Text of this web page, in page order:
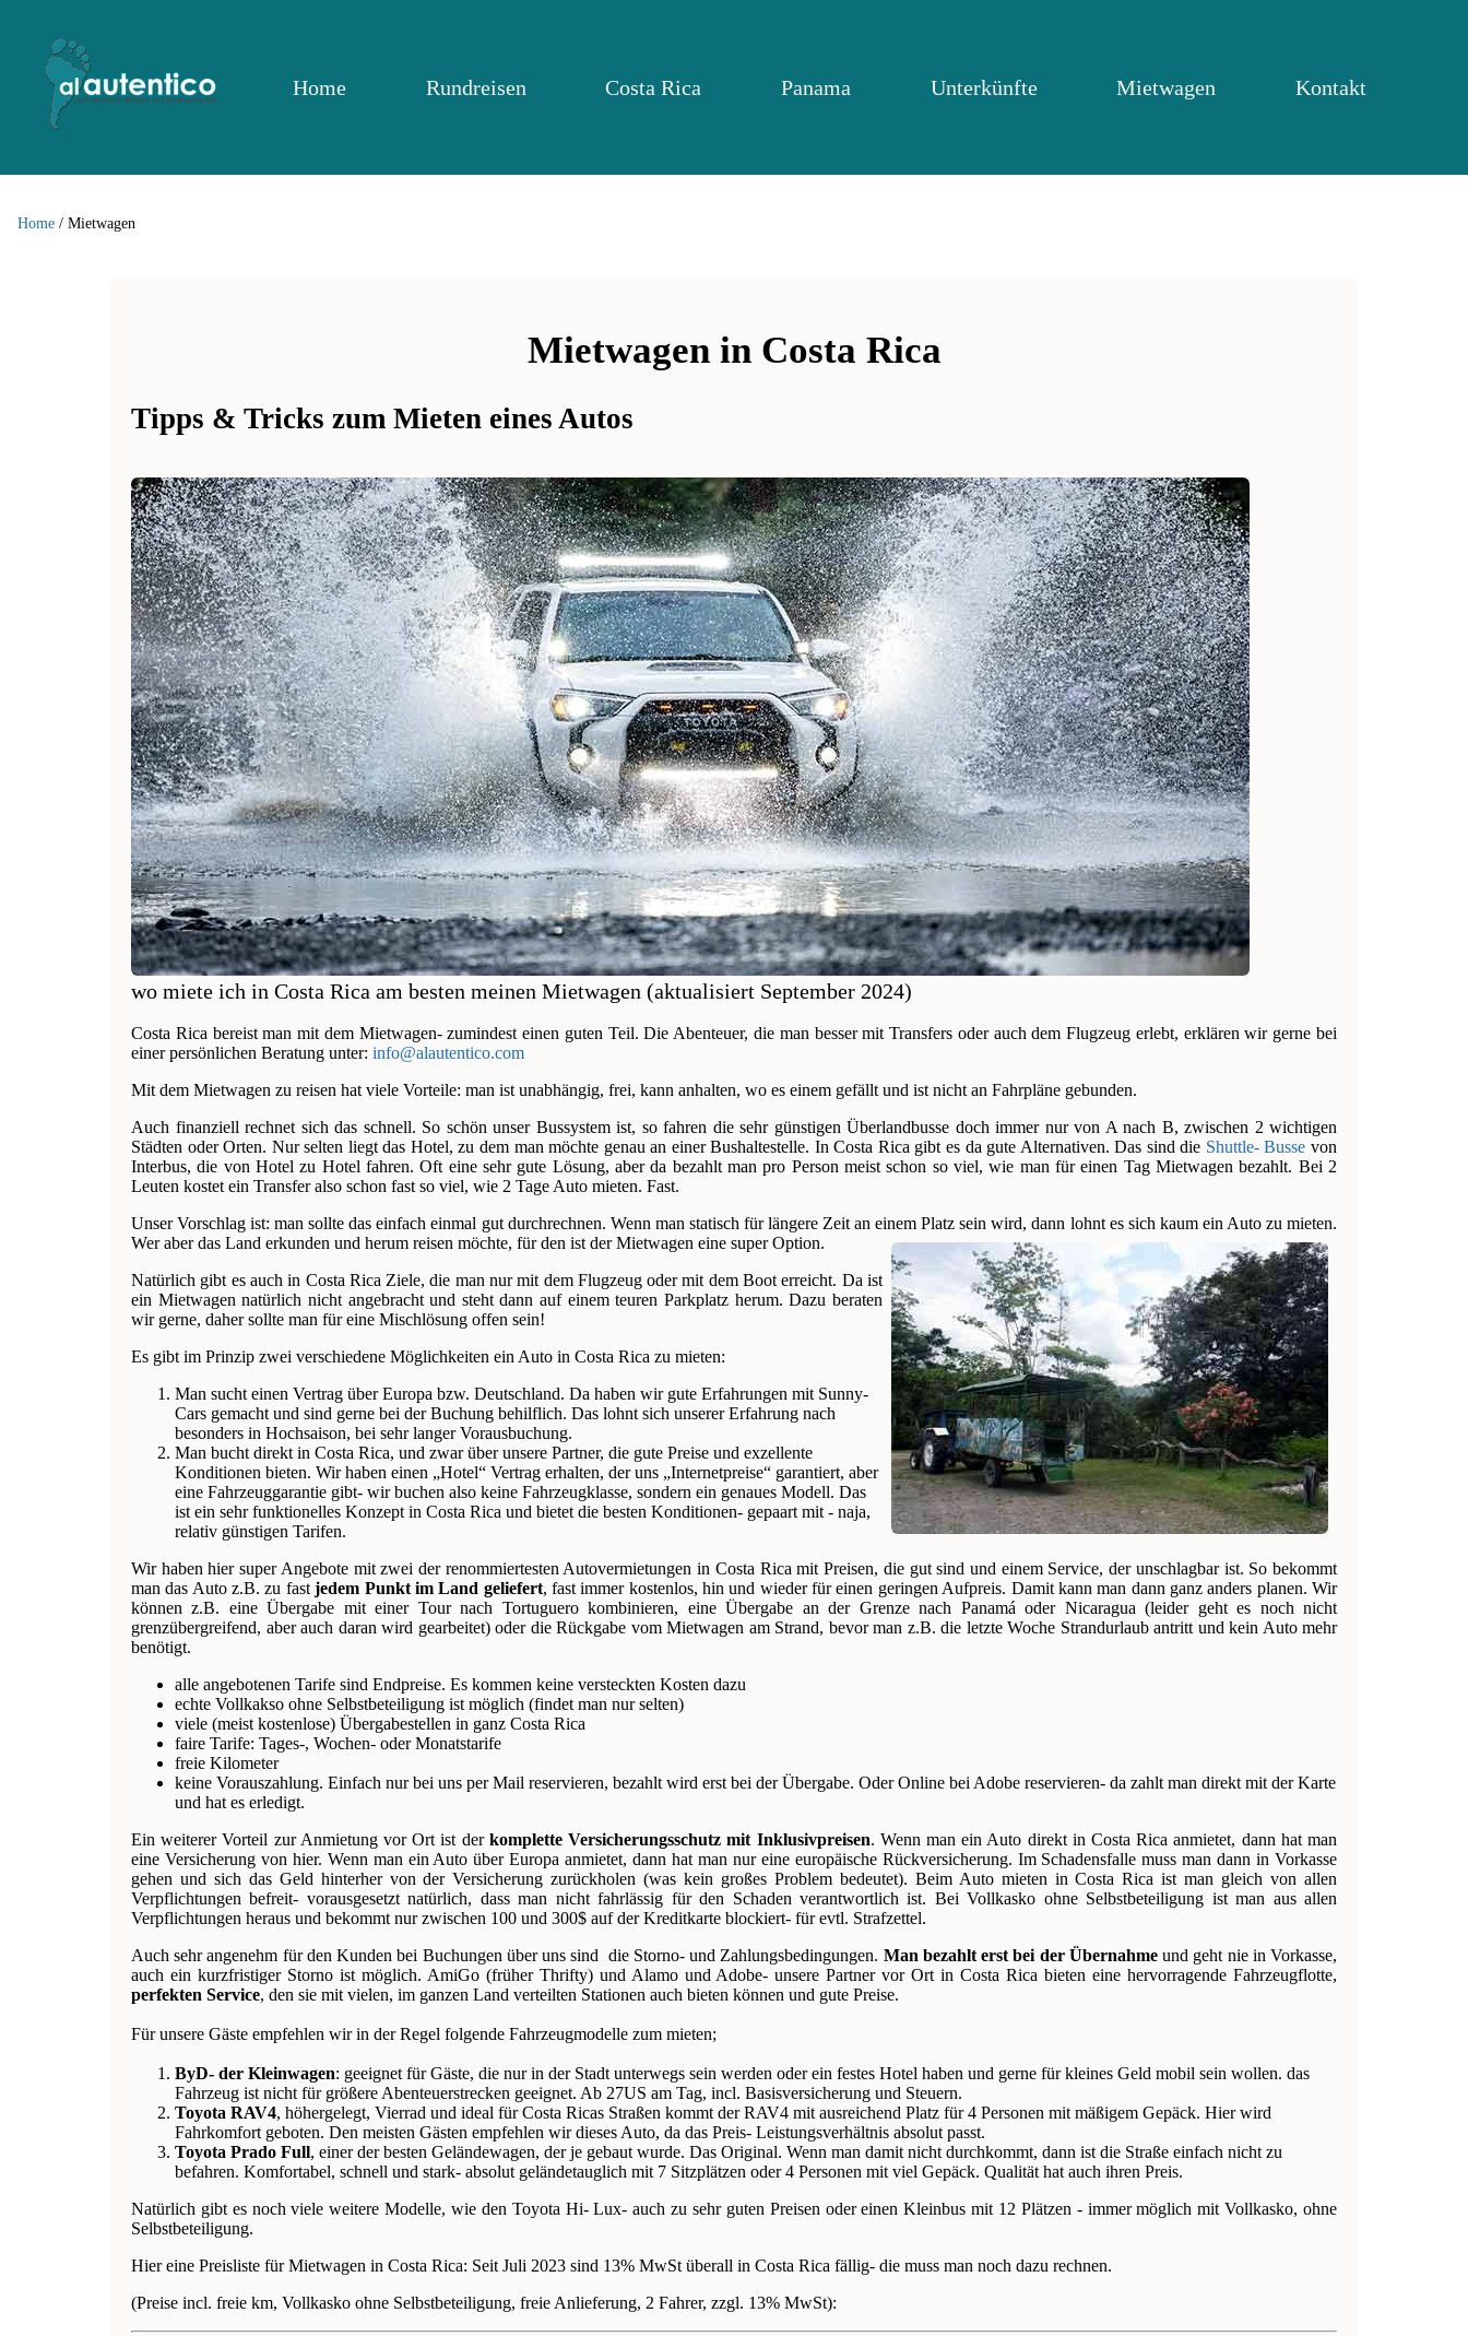
Home Rundreisen Costa Rica Panama Unterkünfte Mietwagen Kontakt
Home / Mietwagen
Mietwagen in Costa Rica
Tipps & Tricks zum Mieten eines Autos
wo miete ich in Costa Rica am besten meinen Mietwagen (aktualisiert September 2024)
Costa Rica bereist man mit dem Mietwagen- zumindest einen guten Teil. Die Abenteuer, die man besser mit Transfers oder auch dem Flugzeug erlebt, erklären wir gerne bei
einer persönlichen Beratung unter: info@alautentico.com
Mit dem Mietwagen zu reisen hat viele Vorteile: man ist unabhängig, frei, kann anhalten, wo es einem gefällt und ist nicht an Fahrpläne gebunden.
Auch finanziell rechnet sich das schnell. So schön unser Bussystem ist, so fahren die sehr günstigen Überlandbusse doch immer nur von A nach B, zwischen 2 wichtigen
Städten oder Orten. Nur selten liegt das Hotel, zu dem man möchte genau an einer Bushaltestelle. In Costa Rica gibt es da gute Alternativen. Das sind die Shuttle- Busse von
Interbus, die von Hotel zu Hotel fahren. Oft eine sehr gute Lösung, aber da bezahlt man pro Person meist schon so viel, wie man für einen Tag Mietwagen bezahlt. Bei 2
Leuten kostet ein Transfer also schon fast so viel, wie 2 Tage Auto mieten. Fast.
Unser Vorschlag ist: man sollte das einfach einmal gut durchrechnen. Wenn man statisch für längere Zeit an einem Platz sein wird, dann lohnt es sich kaum ein Auto zu mieten.
Wer aber das Land erkunden und herum reisen möchte, für den ist der Mietwagen eine super Option.
Natürlich gibt es auch in Costa Rica Ziele, die man nur mit dem Flugzeug oder mit dem Boot erreicht. Da ist
ein Mietwagen natürlich nicht angebracht und steht dann auf einem teuren Parkplatz herum. Dazu beraten
wir gerne, daher sollte man für eine Mischlösung offen sein!
Es gibt im Prinzip zwei verschiedene Möglichkeiten ein Auto in Costa Rica zu mieten:
Man sucht einen Vertrag über Europa bzw. Deutschland. Da haben wir gute Erfahrungen mit Sunny-
Cars gemacht und sind gerne bei der Buchung behilflich. Das lohnt sich unserer Erfahrung nach
besonders in Hochsaison, bei sehr langer Vorausbuchung.
Man bucht direkt in Costa Rica, und zwar über unsere Partner, die gute Preise und exzellente
Konditionen bieten. Wir haben einen „Hotel“ Vertrag erhalten, der uns „Internetpreise“ garantiert, aber
eine Fahrzeuggarantie gibt- wir buchen also keine Fahrzeugklasse, sondern ein genaues Modell. Das
ist ein sehr funktionelles Konzept in Costa Rica und bietet die besten Konditionen- gepaart mit - naja,
relativ günstigen Tarifen.
Wir haben hier super Angebote mit zwei der renommiertesten Autovermietungen in Costa Rica mit Preisen, die gut sind und einem Service, der unschlagbar ist. So bekommt
man das Auto z.B. zu fastjedem Punkt im Land geliefert, fast immer kostenlos, hin und wieder für einen geringen Aufpreis. Damit kann man dann ganz anders planen. Wir
können z.B. eine Übergabe mit einer Tour nach Tortuguero kombinieren, eine Übergabe an der Grenze nach Panamá oder Nicaragua (leider geht es noch nicht
grenzübergreifend, aber auch daran wird gearbeitet) oder die Rückgabe vom Mietwagen am Strand, bevor man z.B. die letzte Woche Strandurlaub antritt und kein Auto mehr
benötigt.
alle angebotenen Tarife sind Endpreise. Es kommen keine versteckten Kosten dazu
echte Vollkakso ohne Selbstbeteiligung ist möglich (findet man nur selten)
viele (meist kostenlose) Übergabestellen in ganz Costa Rica
faire Tarife: Tages-, Wochen- oder Monatstarife
freie Kilometer
keine Vorauszahlung. Einfach nur bei uns per Mail reservieren, bezahlt wird erst bei der Übergabe. Oder Online bei Adobe reservieren- da zahlt man direkt mit der Karte
und hat es erledigt.
Ein weiterer Vorteil zur Anmietung vor Ort ist der komplette Versicherungsschutz mit Inklusivpreisen. Wenn man ein Auto direkt in Costa Rica anmietet, dann hat man
eine Versicherung von hier. Wenn man ein Auto über Europa anmietet, dann hat man nur eine europäische Rückversicherung. Im Schadensfalle muss man dann in Vorkasse
gehen und sich das Geld hinterher von der Versicherung zurückholen (was kein großes Problem bedeutet). Beim Auto mieten in Costa Rica ist man gleich von allen
Verpflichtungen befreit- vorausgesetzt natürlich, dass man nicht fahrlässig für den Schaden verantwortlich ist. Bei Vollkasko ohne Selbstbeteiligung ist man aus allen
Verpflichtungen heraus und bekommt nur zwischen 100 und 300$ auf der Kreditkarte blockiert- für evtl. Strafzettel.
Auch sehr angenehm für den Kunden bei Buchungen über uns sind die Storno- und Zahlungsbedingungen. Man bezahlt erst bei der Übernahmeund geht nie in Vorkasse,
auch ein kurzfristiger Storno ist möglich. AmiGo (früher Thrifty) und Alamo und Adobe- unsere Partner vor Ort in Costa Rica bieten eine hervorragende Fahrzeugflotte,
perfekten Service, den sie mit vielen, im ganzen Land verteilten Stationen auch bieten können und gute Preise.
Für unsere Gäste empfehlen wir in der Regel folgende Fahrzeugmodelle zum mieten;
ByD- der Kleinwagen: geeignet für Gäste, die nur in der Stadt unterwegs sein werden oder ein festes Hotel haben und gerne für kleines Geld mobil sein wollen. das
Fahrzeug ist nicht für größere Abenteuerstrecken geeignet. Ab 27US am Tag, incl. Basisversicherung und Steuern.
Toyota RAV4, höhergelegt, Vierrad und ideal für Costa Ricas Straßen kommt der RAV4 mit ausreichend Platz für 4 Personen mit mäßigem Gepäck. Hier wird
Fahrkomfort geboten. Den meisten Gästen empfehlen wir dieses Auto, da das Preis- Leistungsverhältnis absolut passt.
Toyota Prado Full, einer der besten Geländewagen, der je gebaut wurde. Das Original. Wenn man damit nicht durchkommt, dann ist die Straße einfach nicht zu
befahren. Komfortabel, schnell und stark- absolut geländetauglich mit 7 Sitzplätzen oder 4 Personen mit viel Gepäck. Qualität hat auch ihren Preis.
Natürlich gibt es noch viele weitere Modelle, wie den Toyota Hi- Lux- auch zu sehr guten Preisen oder einen Kleinbus mit 12 Plätzen - immer möglich mit Vollkasko, ohne
Selbstbeteiligung.
Hier eine Preisliste für Mietwagen in Costa Rica: Seit Juli 2023 sind 13% MwSt überall in Costa Rica fällig- die muss man noch dazu rechnen.
(Preise incl. freie km, Vollkasko ohne Selbstbeteiligung, freie Anlieferung, 2 Fahrer, zzgl. 13% MwSt):